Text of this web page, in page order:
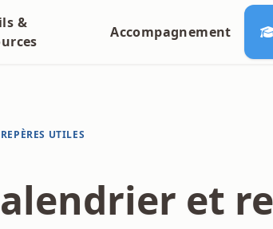
&
Accompagnement
UTILES
et